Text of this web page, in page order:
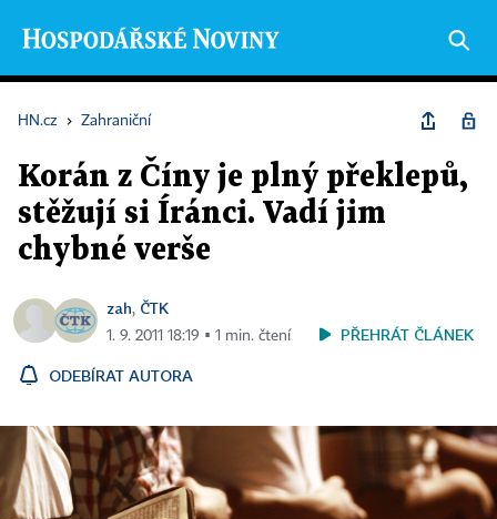
HN.cz › Zahraniční
Korán z Číny je plný překlepů,
stěžují si Íránci. Vadí jim
chybné verše
zah, ČTK
1. 9. 2011 18:19 ▪ 1 min. čtení PŘEHRÁT ČLÁNEK
ODEBÍRAT AUTORA